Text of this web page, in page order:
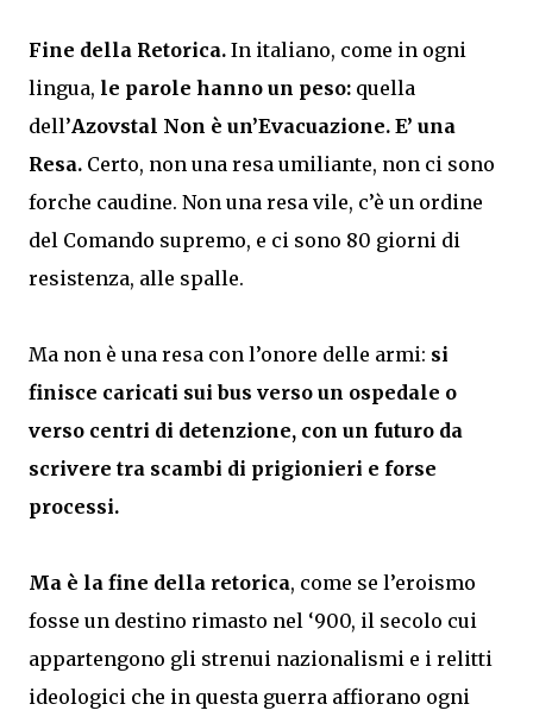
Fine della Retorica. In italiano, come in ogni
lingua, le parole hanno un peso: quella
dell’Azovstal Non è un’Evacuazione. E’ una
Resa. Certo, non una resa umiliante, non ci sono
forche caudine. Non una resa vile, c’è un ordine
del Comando supremo, e ci sono 80 giorni di
resistenza, alle spalle.
Ma non è una resa con l’onore delle armi: si
finisce caricati sui bus verso un ospedale o
verso centri di detenzione, con un futuro da
scrivere tra scambi di prigionieri e forse
processi.
Ma è la fine della retorica, come se l’eroismo
fosse un destino rimasto nel ‘900, il secolo cui
appartengono gli strenui nazionalismi e i relitti
ideologici che in questa guerra affiorano ogni